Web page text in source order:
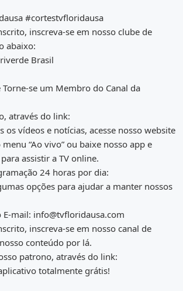
#cortestvfloridausa
inscreva-se em nosso clube de
abaixo:
Brasil
Torne-se um Membro do Canal da
através do link:
os vídeos e notícias, acesse nosso website
“Ao vivo” ou baixe nosso app e
assistir a TV online.
24 horas por dia:
opções para ajudar a manter nossos
E-mail: info@tvfloridausa.com
inscreva-se em nosso canal de
conteúdo por lá.
patrono, através do link:
totalmente grátis!